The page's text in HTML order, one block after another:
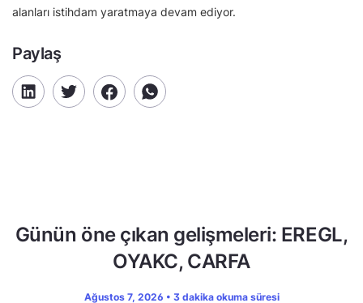
alanları istihdam yaratmaya devam ediyor.
Paylaş
Günün öne çıkan gelişmeleri: EREGL,
OYAKC, CARFA
Ağustos 7, 2026 • 3 dakika okuma süresi